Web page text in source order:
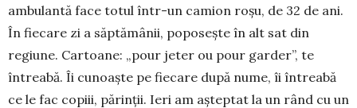
ambulantă face totul într-un camion roșu, de 32 de ani.
În fiecare zi a săptămânii, poposește în alt sat din
regiune. Cartoane: „pour jeter ou pour garder”, te
întreabă. Îi cunoaște pe fiecare după nume, îi întreabă
ce le fac copiii, părinții. Ieri am așteptat la un rând cu un